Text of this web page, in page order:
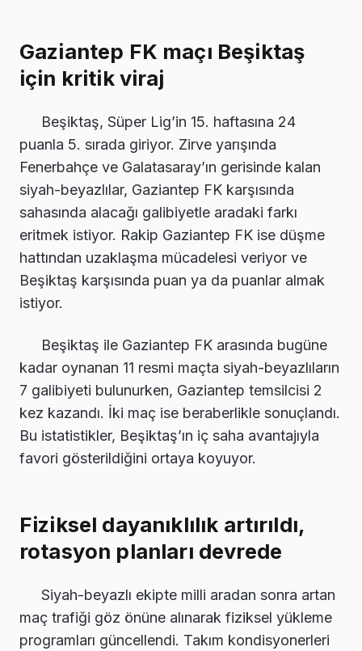
Gaziantep FK maçı Beşiktaş
için kritik viraj
Beşiktaş, Süper Lig’in 15. haftasına 24
puanla 5. sırada giriyor. Zirve yarışında
Fenerbahçe ve Galatasaray’ın gerisinde kalan
siyah-beyazlılar, Gaziantep FK karşısında
sahasında alacağı galibiyetle aradaki farkı
eritmek istiyor. Rakip Gaziantep FK ise düşme
hattından uzaklaşma mücadelesi veriyor ve
Beşiktaş karşısında puan ya da puanlar almak
istiyor.
Beşiktaş ile Gaziantep FK arasında bugüne
kadar oynanan 11 resmi maçta siyah-beyazlıların
7 galibiyeti bulunurken, Gaziantep temsilcisi 2
kez kazandı. İki maç ise beraberlikle sonuçlandı.
Bu istatistikler, Beşiktaş’ın iç saha avantajıyla
favori gösterildiğini ortaya koyuyor.
Fiziksel dayanıklılık artırıldı,
rotasyon planları devrede
Siyah-beyazlı ekipte milli aradan sonra artan
maç trafiği göz önüne alınarak fiziksel yükleme
programları güncellendi. Takım kondisyonerleri